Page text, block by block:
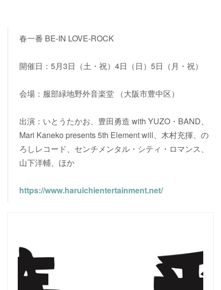
春一番 BE-IN LOVE-ROCK
開催日：5月3日（土・祝）4日（日）5日（月・祝）
会場：服部緑地野外音楽堂 （大阪市豊中区）
出演：いとうたかお、豊田勇造 with YUZO・BAND、
Mari Kaneko presents 5th Element will、木村充揮、の
ろしレコード、センチメンタル・シティ・ロマンス、
山下洋輔、ほか
https://www.haruichientertainment.net/